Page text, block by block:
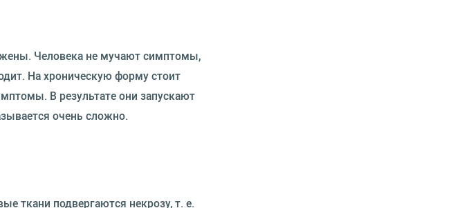
Человека не мучают симптомы,
На хроническую форму стоит
В результате они запускают
очень сложно.
ткани подвергаются некрозу, т. е.